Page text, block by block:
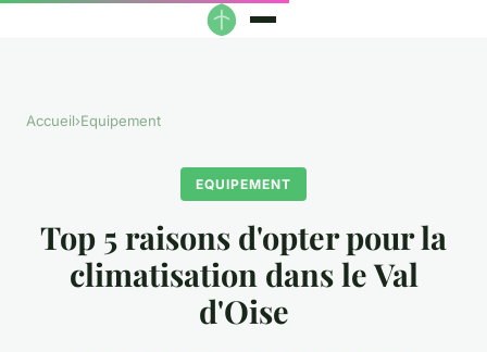
Accueil›Equipement
EQUIPEMENT
Top 5 raisons d'opter pour la
climatisation dans le Val
d'Oise